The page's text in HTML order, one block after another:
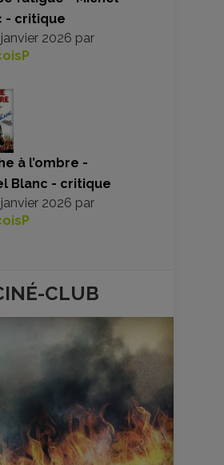
- critique
2026 par
à l’ombre -
Blanc - critique
2026 par
CLUB